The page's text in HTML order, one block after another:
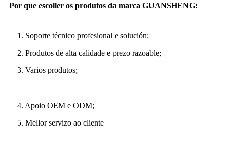
Por que escoller os produtos da marca GUANSHENG:
1. Soporte técnico profesional e solución;
2. Produtos de alta calidade e prezo razoable;
3. Varios produtos;
4. Apoio OEM e ODM;
5. Mellor servizo ao cliente